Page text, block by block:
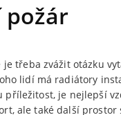
požár
je třeba zvážit otázku
lidí má radiátory
příležitost, je nejlepší
ale také další